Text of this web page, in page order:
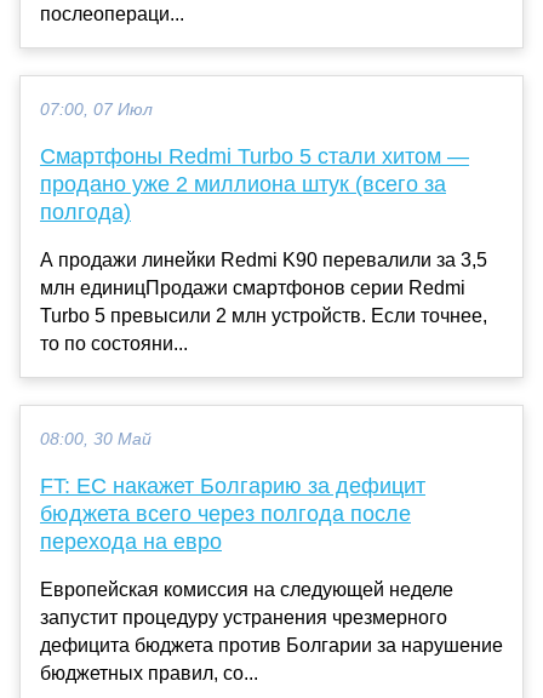
послеопераци...
07:00, 07 Июл
Смартфоны Redmi Turbo 5 стали хитом —
продано уже 2 миллиона штук (всего за
полгода)
А продажи линейки Redmi K90 перевалили за 3,5
млн единицПродажи смартфонов серии Redmi
Turbo 5 превысили 2 млн устройств. Если точнее,
то по состояни...
08:00, 30 Май
FT: ЕС накажет Болгарию за дефицит
бюджета всего через полгода после
перехода на евро
Европейская комиссия на следующей неделе
запустит процедуру устранения чрезмерного
дефицита бюджета против Болгарии за нарушение
бюджетных правил, со...